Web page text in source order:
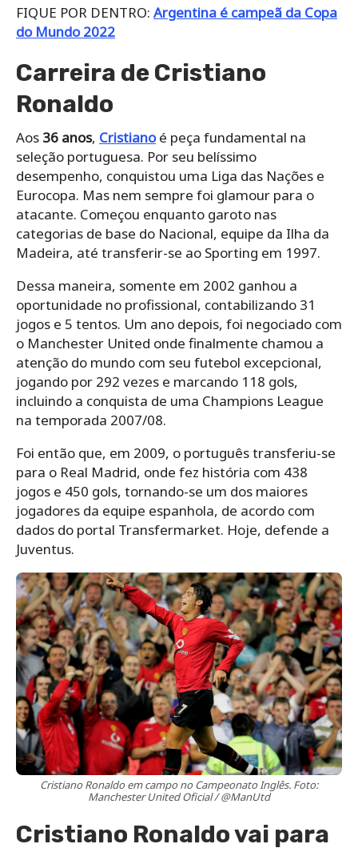
FIQUE POR DENTRO: Argentina é campeã da Copa
do Mundo 2022
Carreira de Cristiano
Ronaldo
Aos 36 anos, Cristianoé peça fundamental na
seleção portuguesa. Por seu belíssimo
desempenho, conquistou uma Liga das Nações e
Eurocopa. Mas nem sempre foi glamour para o
atacante. Começou enquanto garoto nas
categorias de base do Nacional, equipe da Ilha da
Madeira, até transferir-se ao Sporting em 1997.
Dessa maneira, somente em 2002 ganhou a
oportunidade no profissional, contabilizando 31
jogos e 5 tentos. Um ano depois, foi negociado com
o Manchester United onde finalmente chamou a
atenção do mundo com seu futebol excepcional,
jogando por 292 vezes e marcando 118 gols,
incluindo a conquista de uma Champions League
na temporada 2007/08.
Foi então que, em 2009, o português transferiu-se
para o Real Madrid, onde fez história com 438
jogos e 450 gols, tornando-se um dos maiores
jogadores da equipe espanhola, de acordo com
dados do portal Transfermarket. Hoje, defende a
Juventus.
Cristiano Ronaldo em campo no Campeonato Inglês. Foto:
Manchester United Oficial / @ManUtd
Cristiano Ronaldo vai para